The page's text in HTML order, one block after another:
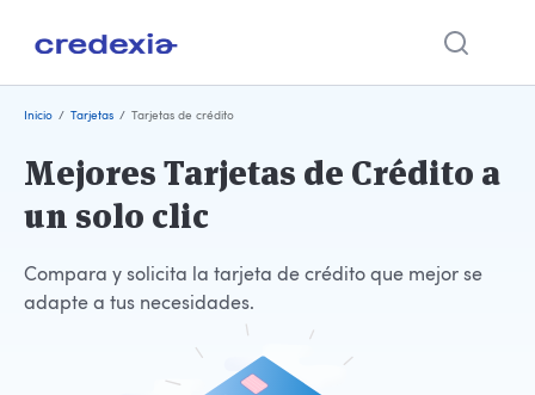
contenido
Inicio / Tarjetas / Tarjetas de crédito
Mejores Tarjetas de Crédito a
un solo clic
Compara y solicita la tarjeta de crédito que mejor se
adapte a tus necesidades.